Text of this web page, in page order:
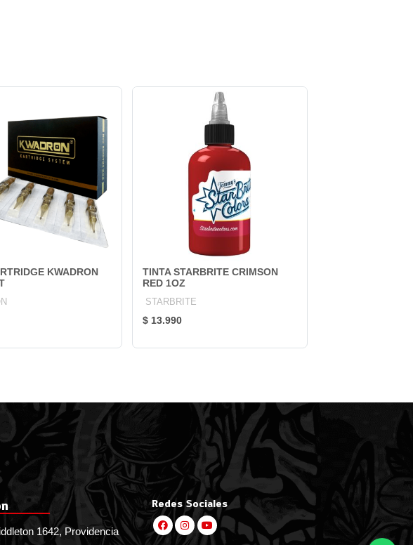
KWADRON
TINTA STARBRITE CRIMSON
RED 1OZ
STARBRITE
$ 13.990
1642, Providencia
Redes Sociales